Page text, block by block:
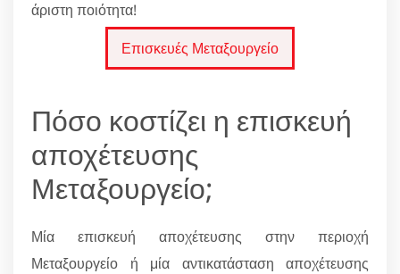
άριστη ποιότητα!
Επισκευές Μεταξουργείο
Πόσο κοστίζει η επισκευή
αποχέτευσης
Μεταξουργείο;
Μία επισκευή αποχέτευσης στην περιοχή
Μεταξουργείο ή μία αντικατάσταση αποχέτευσης